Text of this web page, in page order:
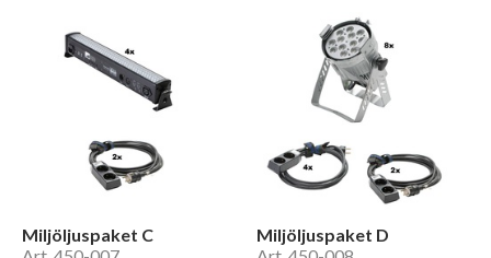
Miljöljuspaket C
Miljöljuspaket D